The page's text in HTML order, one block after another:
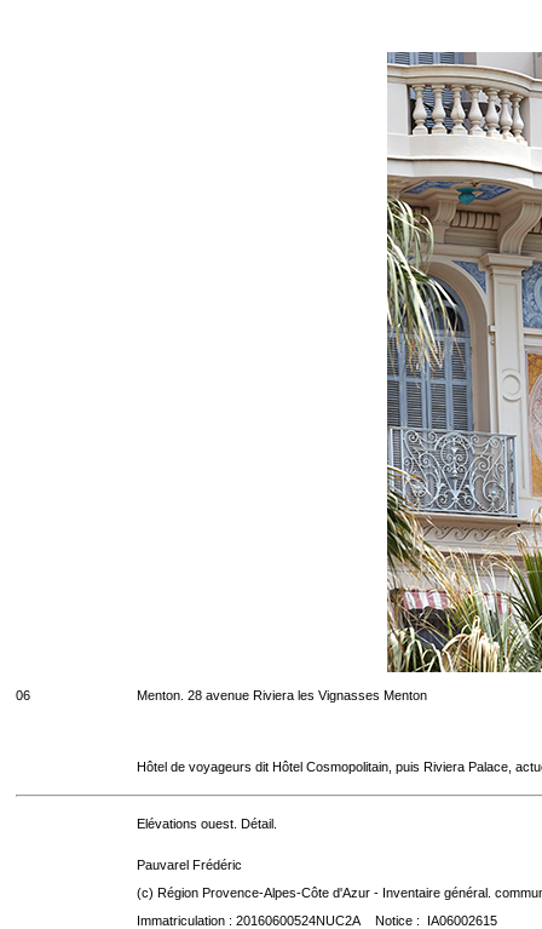
06 Menton. 28 avenue Riviera les Vignasses Menton
Hôtel de voyageurs dit Hôtel Cosmopolitain, puis Riviera Palace,
Elévations ouest. Détail.
Pauvarel Frédéric
(c) Région Provence-Alpes-Côte d'Azur - Inventaire général.
Immatriculation : 20160600524NUC2A Notice : IA06002615